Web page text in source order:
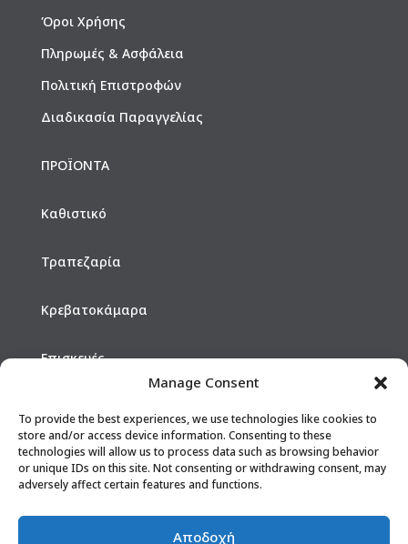
Manage Consent
To provide the best experiences, we use technologies like cookies to
store and/or access device information. Consenting to these
technologies will allow us to process data such as browsing behavior
or unique IDs on this site. Not consenting or withdrawing consent, may
adversely affect certain features and functions.
Αποδοχή
Όροι Χρήσης
Πληρωμές & Ασφάλεια
Πολιτική Επιστροφών
Διαδικασία Παραγγελίας
ΠΡΟΪΟΝΤΑ
Καθιστικό
Τραπεζαρία
Κρεβατοκάμαρα
Επισκευές
ΕΠΙΚΟΙΝΩΝΙΑ